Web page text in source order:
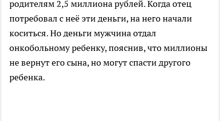
родителям 2,5 миллиона рублей. Когда отец
потребовал с неё эти деньги, на него начали
коситься. Но деньги мужчина отдал
онкобольному ребенку, пояснив, что миллионы
не вернут его сына, но могут спасти другого
ребенка.